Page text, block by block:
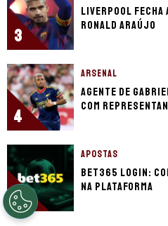
3
Liverpool fecha
Ronald Araújo
4
ARSENAL
Agente de
com
5
APOSTAS
bet365 login:
na plataforma